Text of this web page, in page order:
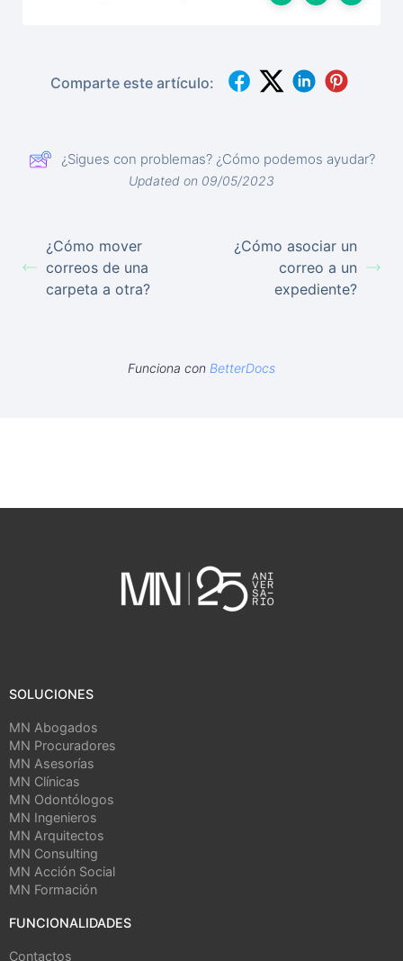
Comparte este artículo:
¿Sigues con problemas? ¿Cómo podemos ayudar?
Updated on 09/05/2023
¿Cómo mover
correos de una
carpeta a otra?
¿Cómo asociar un
correo a un
expediente?
Funciona con BetterDocs
SOLUCIONES
MN Abogados
MN Procuradores
MN Asesorías
MN Clínicas
MN Odontólogos
MN Ingenieros
MN Arquitectos
MN Consulting
MN Acción Social
MN Formación
FUNCIONALIDADES
Contactos